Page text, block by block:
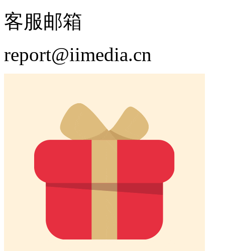
客服邮箱
report@iimedia.cn